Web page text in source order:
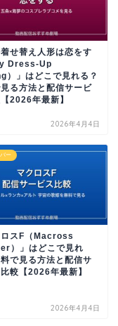
着せ替え人形は恋をす
Dress-Up
）」はどこで見れる？
る方法と配信サービ
2026年最新】
2026年4月4日
ー
ロスF（Macross
）」はどこで見れ
で見る方法と配信サ
較【2026年最新】
2026年4月4日